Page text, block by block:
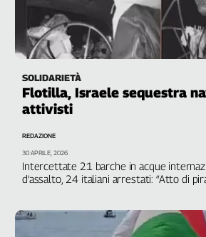
Alto
Basilicata
Calabria
Campania
Emilia-
Romagna
Venezia
Giulia
Lazio
Lombardia
SOLIDARIETÀ
Flotilla, Israele sequestra
attivisti
Intercettate 21 barche in acque
d’assalto, 24 italiani arrestati: “Atto di
REDAZIONE
30 APRILE, 2026